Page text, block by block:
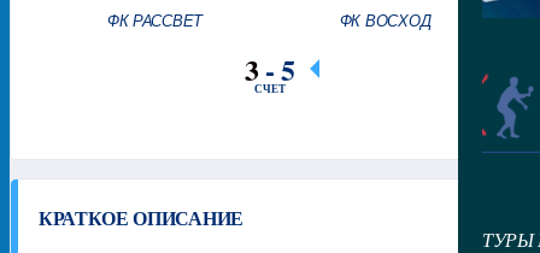
ТУРЫ
ФК РАССВЕТ ФК ВОСХОД
3-5
СЧЕТ
КРАТКОЕ ОПИСАНИЕ